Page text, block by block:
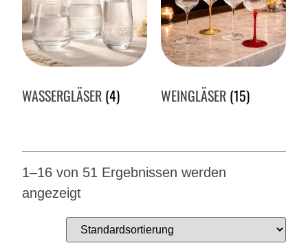
WASSERGLÄSER (4) WEINGLÄSER (15)
1–16 von 51 Ergebnissen werden
angezeigt